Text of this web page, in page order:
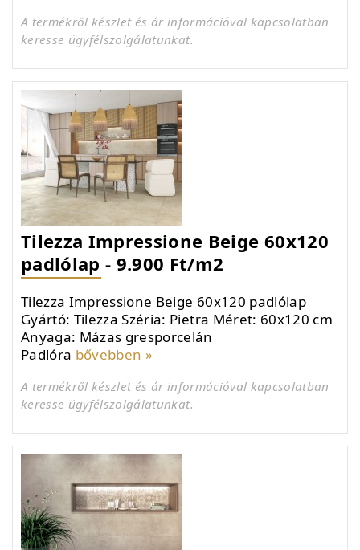
A termékről készlet és ár információval kapcsolatban
keresse ügyfélszolgálatunkat.
Tilezza Impressione Beige 60x120
padlólap - 9.900 Ft/m2
Tilezza Impressione Beige 60x120 padlólap
Gyártó: Tilezza Széria: Pietra Méret: 60x120 cm
Anyaga: Mázas gresporcelán
Padlóra bővebben »
A termékről készlet és ár információval kapcsolatban
keresse ügyfélszolgálatunkat.